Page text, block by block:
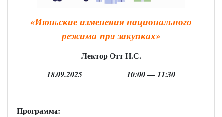
«Июньские изменения национального
режима при закупках»
Лектор Отт Н.С.
18.09.2025 10:00 — 11:30
Программа: